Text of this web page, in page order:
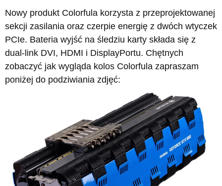
Nowy produkt Colorfula korzysta z przeprojektowanej
sekcji zasilania oraz czerpie energię z dwóch wtyczek
PCIe. Bateria wyjść na śledziu karty składa się z
dual-link DVI, HDMI i DisplayPortu. Chętnych
zobaczyć jak wygląda kolos Colorfula zapraszam
poniżej do podziwiania zdjęć: